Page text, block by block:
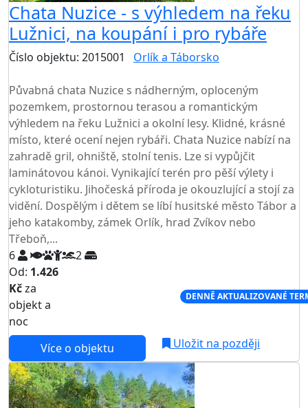
Chata Nuzice - s výhledem na řeku
Lužnici, na koupání i pro rybáře
Číslo objektu: 2015001 Orlík a Táborsko
Půvabná chata Nuzice s nádherným, oploceným
pozemkem, prostornou terasou a romantickým
výhledem na řeku Lužnici a okolní lesy. Klidné, krásné
místo, které ocení nejen rybáři. Chata Nuzice nabízí na
zahradě gril, ohniště, stolní tenis. Lze si vypůjčit
laminátovou kánoi. Vynikající terén pro pěší výlety i
cykloturistiku. Jihočeská příroda je okouzlující a stojí za
vidění. Dospělým i dětem se líbí husitské město Tábor a
jeho katakomby, zámek Orlík, hrad Zvíkov nebo
Třeboň,...
6
2
Od: 1.426
Kčza
objekt a
noc
DENNĚ AKTUALIZOVANÉ
Více o objektu Uložit na později